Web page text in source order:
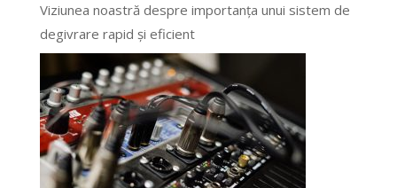
Viziunea noastră despre importanța unui sistem de
degivrare rapid și eficient